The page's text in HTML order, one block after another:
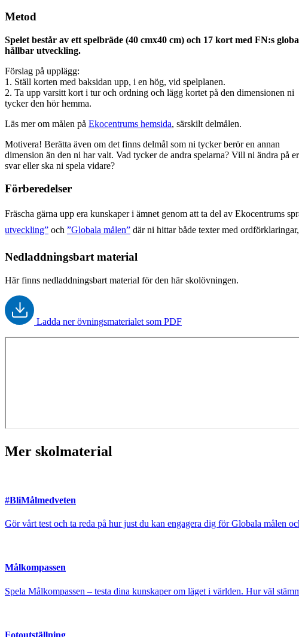
Metod
Spelet består av ett spelbräde (40 cmx40 cm) och 17 kort med FN:s
hållbar utveckling.
Förslag på upplägg:
1. Ställ korten med baksidan upp, i en hög, vid spelplanen.
2. Ta upp varsitt kort i tur och ordning och lägg kortet på den dimensionen ni
tycker den hör hemma.
Läs mer om målen på Ekocentrums hemsida, särskilt delmålen.
Motivera! Berätta även om det finns delmål som ni tycker berör en annan
dimension än den ni har valt. Vad tycker de andra spelarna? Vill ni ändra på
svar eller ska ni spela vidare?
Förberedelser
Fräscha gärna upp era kunskaper i ämnet genom att ta del av Ekocentrums
utveckling” och ”Globala målen” där ni hittar både texter med
Nedladdningsbart material
Här finns nedladdningsbart material för den här skolövningen.
Ladda ner övningsmaterialet som PDF
Mer skolmaterial
#BliMålmedveten
Gör vårt test och ta reda på hur just du kan engagera dig för Globala målen
Målkompassen
Spela Målkompassen – testa dina kunskaper om läget i världen. Hur väl
Fotoutställning